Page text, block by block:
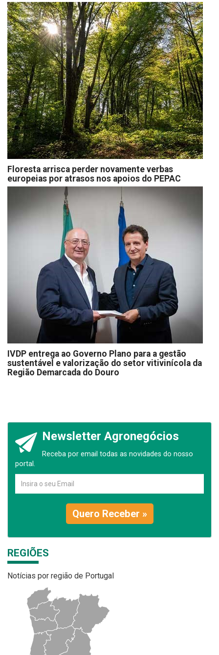
Floresta arrisca perder novamente verbas
europeias por atrasos nos apoios do PEPAC
IVDP entrega ao Governo Plano para a gestão
sustentável e valorização do setor vitivinícola da
Região Demarcada do Douro
Newsletter Agronegócios
Receba por email todas as novidades do nosso
portal.
Quero Receber »
REGIÕES
Notícias por região de Portugal